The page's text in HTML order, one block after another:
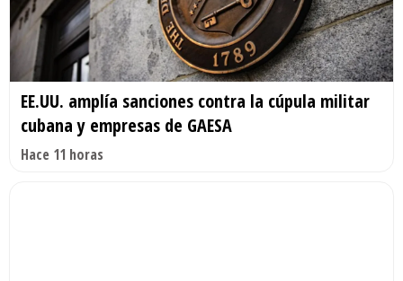
EE.UU. amplía sanciones contra la cúpula militar
cubana y empresas de GAESA
Hace 11 horas